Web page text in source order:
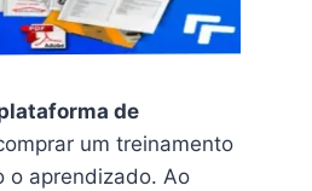
de
um treinamento
o aprendizado. Ao